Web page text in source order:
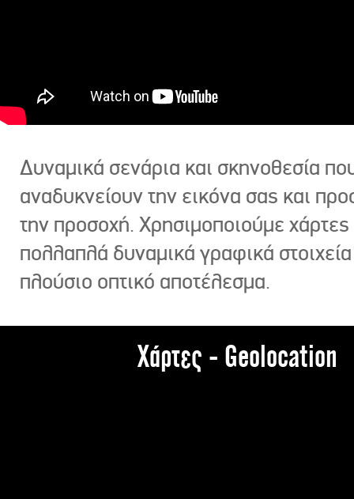
Δυναμικά σενάρια και σκηνοθεσία
αναδυκνείουν την εικόνα σας και
την προσοχή. Χρησιμοποιούμε χάρτες
πολλαπλά δυναμικά γραφικά στοιχεία
πλούσιο οπτικό αποτέλεσμα.
Χάρτες - Geolocation